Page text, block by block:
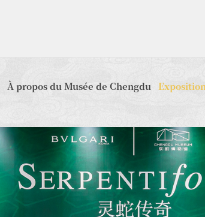
À propos du Musée de Chengdu Exposition